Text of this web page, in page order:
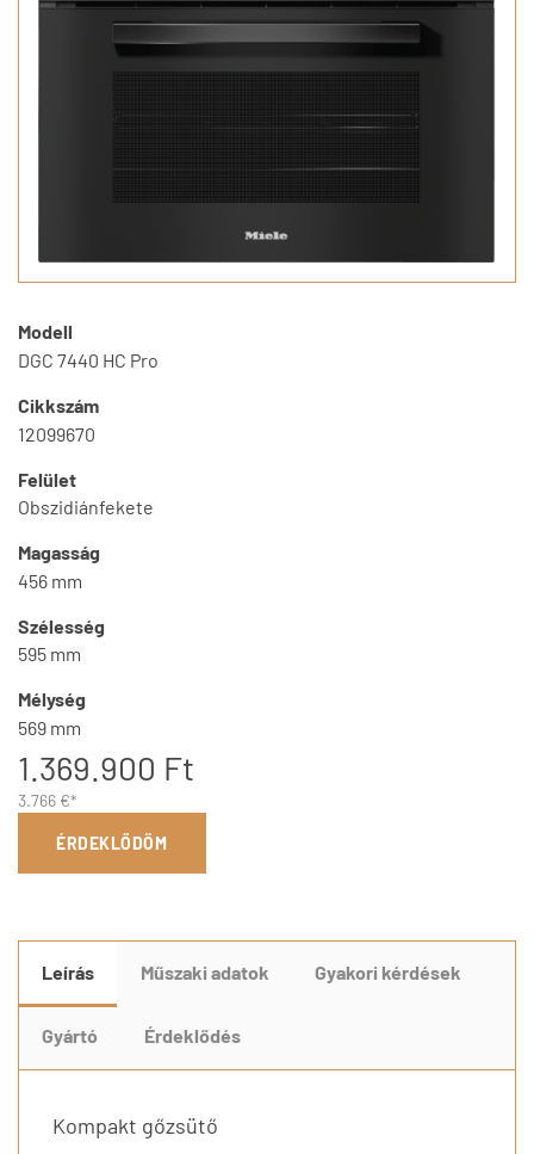
Modell
DGC 7440 HC Pro
Cikkszám
12099670
Felület
Obszidiánfekete
Magasság
456 mm
Szélesség
595 mm
Mélység
569 mm
1.369.900 Ft
3.766 €*
ÉRDEKLŐDÖM
Leírás Műszaki adatok Gyakori kérdések
Gyártó Érdeklődés
Kompakt gőzsütő